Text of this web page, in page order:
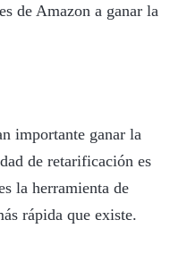
de Amazon a ganar la
importante ganar la
de retarificación es
la herramienta de
rápida que existe.